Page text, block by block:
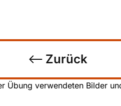
Zurück
Übung verwendeten Bilder